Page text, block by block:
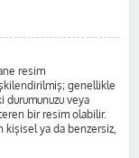
resim
genellikle
durumunuzu veya
bir resim olabilir.
kişisel ya da benzersiz,